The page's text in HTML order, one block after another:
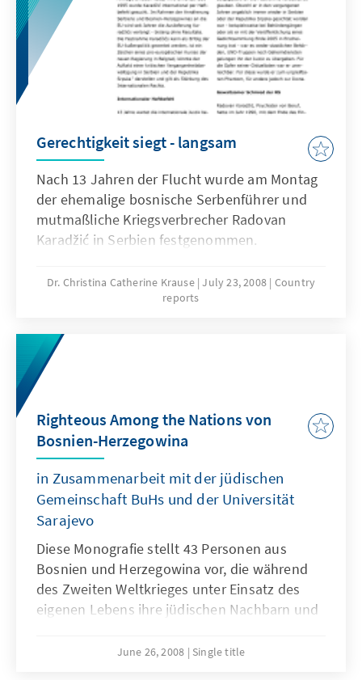
Gerechtigkeit siegt - langsam
Nach 13 Jahren der Flucht wurde am Montag
der ehemalige bosnische Serbenführer und
mutmaßliche Kriegsverbrecher Radovan
Karadžić in Serbien festgenommen.
Dr. Christina Catherine Krause July 23, 2008 Country
reports
Righteous Among the Nations von
Bosnien-Herzegowina
in Zusammenarbeit mit der jüdischen
Gemeinschaft BuHs und der Universität
Sarajevo
Diese Monografie stellt 43 Personen aus
Bosnien und Herzegowina vor, die während
des Zweiten Weltkrieges unter Einsatz des
eigenen Lebens ihre jüdischen Nachbarn und
den Ehrentitel "Righteous Among the
June 26, 2008 Single title